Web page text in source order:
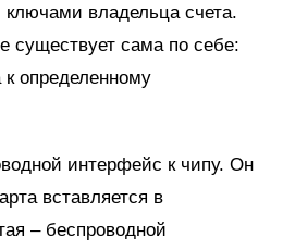
владельца счета.
существует сама по себе:
к определенному
интерфейс к чипу. Он
вставляется в
– беспроводной